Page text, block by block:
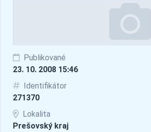
Publikované
23. 10. 2008 15:46
Identifikátor
271370
Lokalita
Prešovský kraj